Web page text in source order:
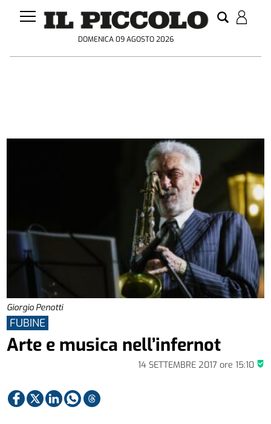
DOMENICA 09 AGOSTO 2026
Giorgio Penotti
14 SETTEMBRE 2017 ore 15:10
FUBINE
Arte e musica nell’infernot